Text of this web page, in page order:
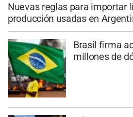
Nuevas reglas para importar
producción usadas en
Brasil firma
millones de